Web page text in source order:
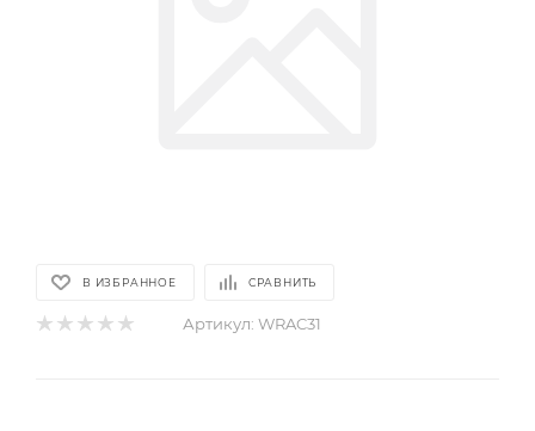
В ИЗБРАННОЕ СРАВНИТЬ
Артикул: WRAC31